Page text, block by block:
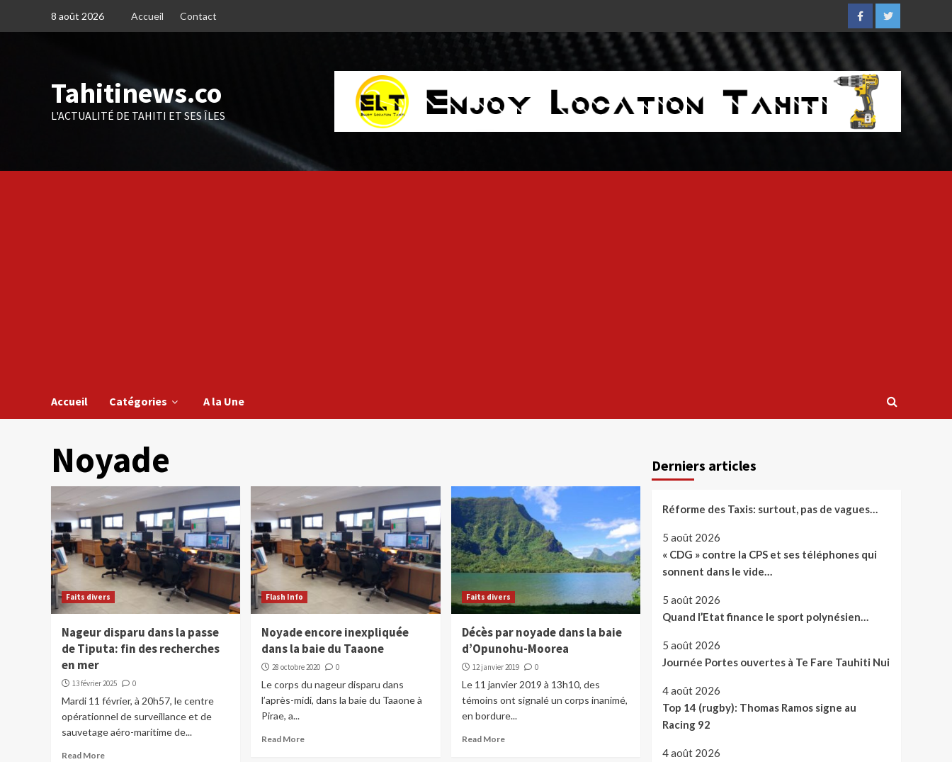
8 août 2026 Accueil Contact
FacebookTwitter
Tahitinews.co
L'ACTUALITÉ DE TAHITI ET SES ÎLES
Accueil Catégories A la Une
Noyade
Faits divers
Nageur disparu dans la passe
de Tiputa: fin des recherches
en mer
13 février 2025 0
Mardi 11 février, à 20h57, le centre
opérationnel de surveillance et de
sauvetage aéro-maritime de...
Read More
Flash Info
Noyade encore inexpliquée
dans la baie du Taaone
28 octobre 2020 0
Le corps du nageur disparu dans
l’après-midi, dans la baie du Taaone à
Pirae, a...
Read More
Faits divers
Décès par noyade dans la baie
d’Opunohu-Moorea
12 janvier 2019 0
Le 11 janvier 2019 à 13h10, des
témoins ont signalé un corps inanimé,
en bordure...
Read More
Derniers articles
Réforme des Taxis: surtout, pas de vagues…
5 août 2026
« CDG » contre la CPS et ses téléphones qui
sonnent dans le vide…
5 août 2026
Quand l’Etat finance le sport polynésien…
5 août 2026
Journée Portes ouvertes à Te Fare Tauhiti Nui
4 août 2026
Top 14 (rugby): Thomas Ramos signe au
Racing 92
4 août 2026